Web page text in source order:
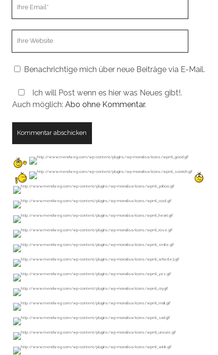
Benachrichtige mich über neue Beiträge via E-Mail.
Ich will Post wenn es hier was Neues gibt!.
Auch möglich: Abo ohne Kommentar.